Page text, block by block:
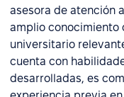
asesora de atención
amplio conocimiento
universitario
cuenta con
desarrolladas, es